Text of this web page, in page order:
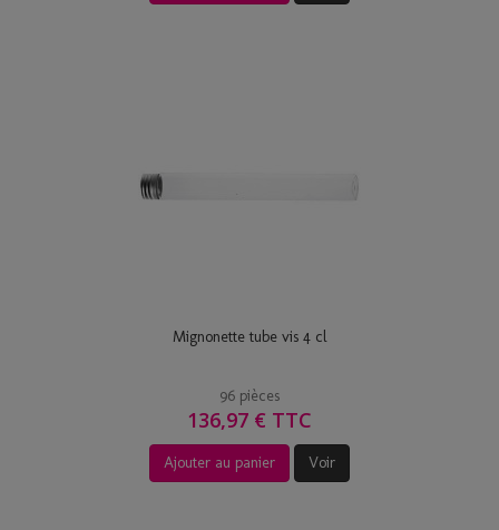
Mignonette tube vis 4 cl
96 pièces
136,97 € TTC
Ajouter au panier Voir